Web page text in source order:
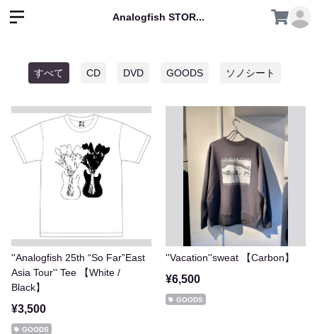
Analogfish STOR...
すべて CD DVD GOODS ソノシート
''Analogfish 25th “So Far”East
Asia Tour'' Tee 【White /
Black】
¥3,500
GOODS
''Vacation''sweat 【Carbon】
¥6,500
GOODS